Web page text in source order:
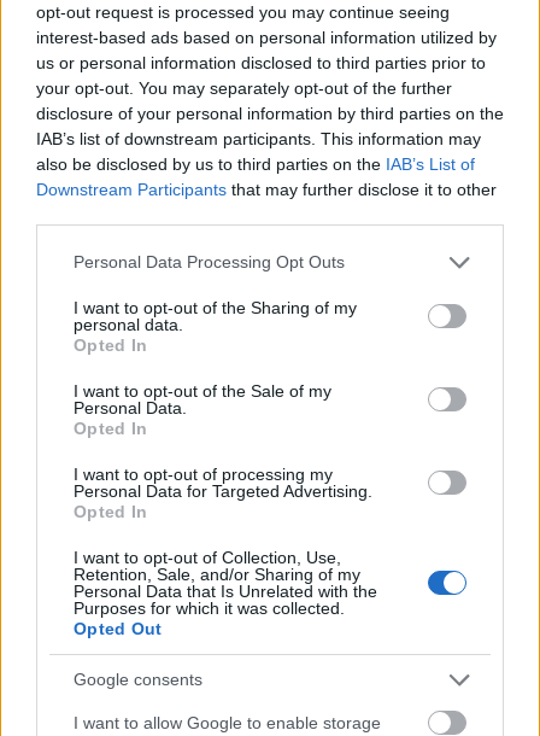
opt-out request is processed you may continue seeing
interest-based ads based on personal information utilized by
us or personal information disclosed to third parties prior to
your opt-out. You may separately opt-out of the further
disclosure of your personal information by third parties on the
IAB’s list of downstream participants. This information may
also be disclosed by us to third parties on the IAB’s List of
Downstream Participants that may further disclose it to other
Please note that this website/app uses one or more Google
not limited to your visit or usage behaviour. You may click to
grant or deny consent to Google and its third-party tags to
use your data for below specified purposes in below Google
consent section.
Personal Data Processing Opt Outs
I want to opt-out of the Sharing of my
personal data.
Opted In
I want to opt-out of the Sale of my
Personal Data.
Opted In
I want to opt-out of processing my
Personal Data for Targeted Advertising.
Opted In
I want to opt-out of Collection, Use,
Retention, Sale, and/or Sharing of my
Personal Data that Is Unrelated with the
Purposes for which it was collected.
Opted Out
Google consents
I want to allow Google to enable storage
fotó: hvg.hu/Budapest Airport
A zongora a következő hónapokban a nap 24
órájában rendelkezésre áll az utasok
számára a B12-es beszállókapu
szomszédságában és minden vállalkozó
szellemű – de leginkább zenei vénával is
rendelkező – utast vár, aki a járat indulása
előtt eljátszana egy-két darabot a saját
Az ehhez hasonló kezdeményezés Európa-
Londonban, Párizsban, Athénban vagy
Prágában is kihelyeztek már közösségi
pályaudvarokon.
Liszt Ferenc Zongora Magyarok Lavór